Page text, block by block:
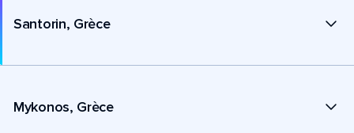
Santorin, Grèce
Mykonos, Grèce